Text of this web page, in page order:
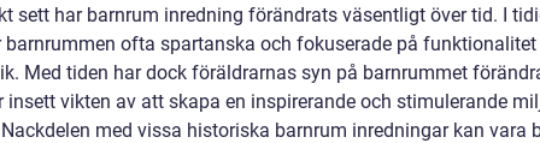
sett har barnrum inredning förändrats väsentligt över tid. I
barnrummen ofta spartanska och fokuserade på funktionalitet
Med tiden har dock föräldrarnas syn på barnrummet
insett vikten av att skapa en inspirerande och stimulerande
med vissa historiska barnrum inredningar kan vara